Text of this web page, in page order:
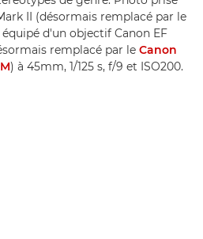
II (désormais remplacé par le
équipé d'un objectif Canon EF
remplacé par le Canon
) à 45mm, 1/125 s, f/9 et ISO200.